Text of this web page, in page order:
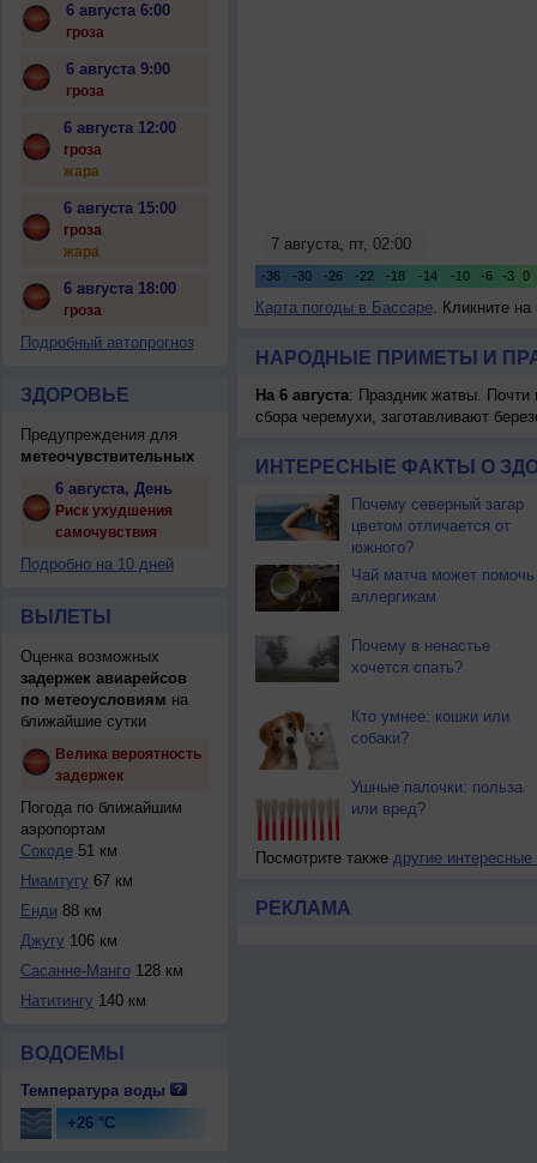
6 августа 6:00
гроза
6 августа 9:00
гроза
6 августа 12:00
гроза
жара
6 августа 15:00
гроза
жара
6 августа 18:00
гроза
Подробный автопрогноз
ЗДОРОВЬЕ
Предупреждения для
метеочувствительных
6 августа, День
Риск ухудшения
самочувствия
Подробно на 10 дней
ВЫЛЕТЫ
Оценка возможных
задержек авиарейсов
по метеоусловиям на
ближайшие сутки
Велика вероятность
задержек
Погода по ближайшим
аэропортам
Сокоде51 км
Ниамтугу 67 км
Енди 88 км
Джугу 106 км
Сасанне-Манго128 км
Натитингу 140 км
ВОДОЕМЫ
Температура воды
+26 °C
Карта погоды в Бассаре. Кликните на
НАРОДНЫЕ ПРИМЕТЫ И
На 6 августа: Праздник жатвы. Почти
сбора черемухи, заготавливают
ИНТЕРЕСНЫЕ ФАКТЫ О
Почему северный загар
цветом отличается от
южного?
Чай матча может помочь
аллергикам
Почему в ненастье
хочется спать?
Кто умнее: кошки или
собаки?
Ушные палочки: польза
или вред?
Посмотрите также другие интересные
РЕКЛАМА